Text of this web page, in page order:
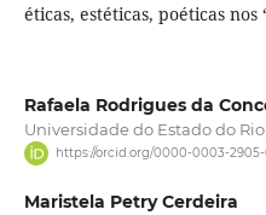
éticas, estéticas, poéticas nos
Rafaela Rodrigues da
Universidade do Estado do
https://orcid.org/0000-0003-
Maristela Petry Cerdeira